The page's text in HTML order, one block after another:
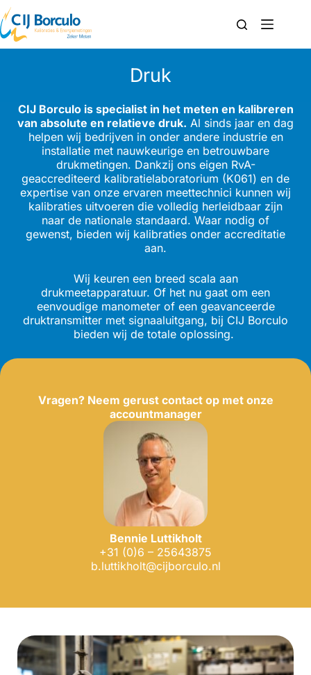
Druk
CIJ Borculo is specialist in het meten en kalibreren
van absolute en relatieve druk. Al sinds jaar en dag
helpen wij bedrijven in onder andere industrie en
installatie met nauwkeurige en betrouwbare
drukmetingen. Dankzij ons eigen RvA-
geaccrediteerd kalibratielaboratorium (K061) en de
expertise van onze ervaren meettechnici kunnen wij
kalibraties uitvoeren die volledig herleidbaar zijn
naar de nationale standaard. Waar nodig of
gewenst, bieden wij kalibraties onder accreditatie
aan.
Wij keuren een breed scala aan
drukmeetapparatuur. Of het nu gaat om een
eenvoudige manometer of een geavanceerde
druktransmitter met signaaluitgang, bij CIJ Borculo
bieden wij de totale oplossing.
Vragen? Neem gerust contact op met onze
accountmanager
Bennie Luttikholt
+31 (0)6 – 25643875
b.luttikholt@cijborculo.nl